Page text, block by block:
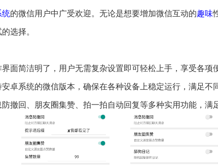
统的微信用户中广受欢迎。无论是想要增加微信互动的趣味
选择。
面简洁明了，用户无需复杂设置即可轻松上手，享受各项
卓系统的微信版本，确保在各种设备上稳定运行，满足不
撤回、朋友圈集赞、拍一拍自动回复等多种实用功能，满